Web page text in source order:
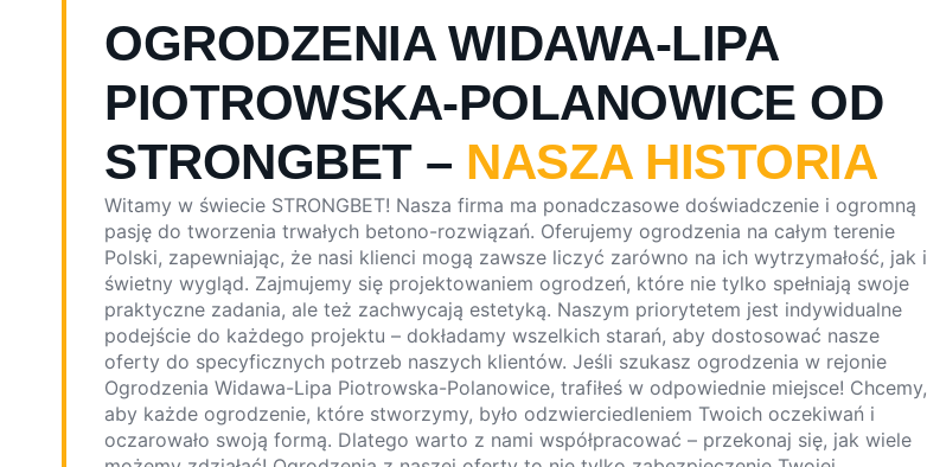
OGRODZENIA WIDAWA-LIPA
PIOTROWSKA-POLANOWICE OD
STRONGBET – NASZA HISTORIA
Witamy w świecie STRONGBET! Nasza firma ma ponadczasowe doświadczenie i ogromną
pasję do tworzenia trwałych betono-rozwiązań. Oferujemy ogrodzenia na całym terenie
Polski, zapewniając, że nasi klienci mogą zawsze liczyć zarówno na ich wytrzymałość, jak i
świetny wygląd. Zajmujemy się projektowaniem ogrodzeń, które nie tylko spełniają swoje
praktyczne zadania, ale też zachwycają estetyką. Naszym priorytetem jest indywidualne
podejście do każdego projektu – dokładamy wszelkich starań, aby dostosować nasze
oferty do specyficznych potrzeb naszych klientów. Jeśli szukasz ogrodzenia w rejonie
Ogrodzenia Widawa-Lipa Piotrowska-Polanowice, trafiłeś w odpowiednie miejsce! Chcemy,
aby każde ogrodzenie, które stworzymy, było odzwierciedleniem Twoich oczekiwań i
oczarowało swoją formą. Dlatego warto z nami współpracować – przekonaj się, jak wiele